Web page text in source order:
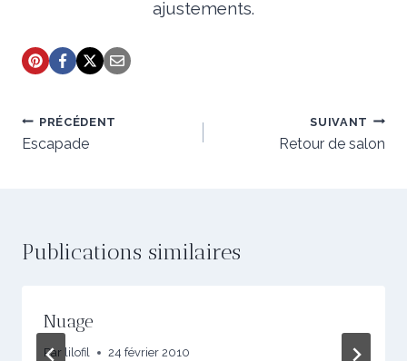
ajustements.
Navigation
de
PRÉCÉDENT
Escapade
SUIVANT
Retour de salon
Publications similaires
Nuage
Par lilofil 24 février 2010